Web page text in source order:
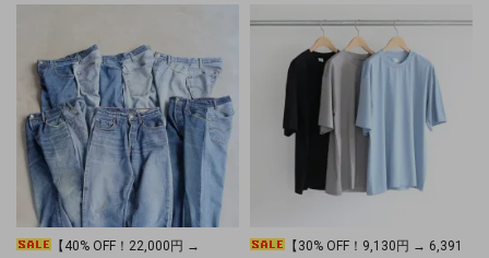
【40% OFF！22,000円 →
【30% OFF！9,130円 → 6,391